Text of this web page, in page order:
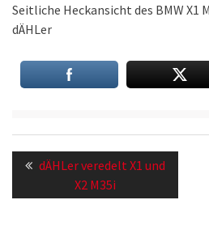
Seitliche Heckansicht des BMW X1
dÄHLer
Previous
dÄHLer veredelt X1 und
X2 M35i